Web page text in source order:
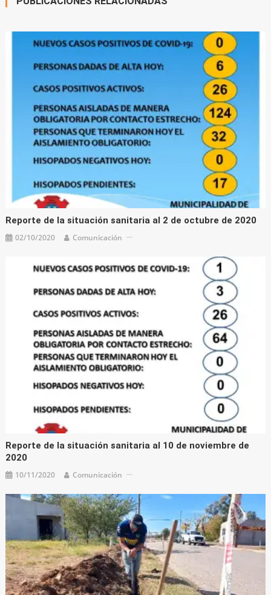
Reporte de la situación sanitaria al 2 de octubre de 2020
02/10/2020 Comunicación
Reporte de la situación sanitaria al 10 de noviembre de
2020
10/11/2020 Comunicación